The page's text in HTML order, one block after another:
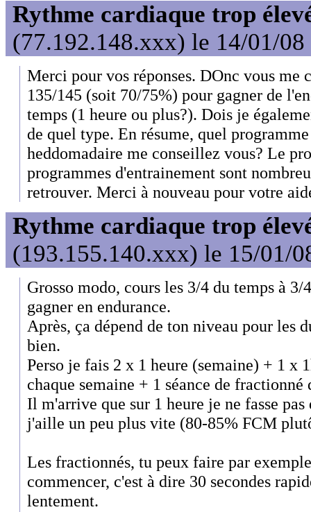
Rythme cardiaque trop
(77.192.148.xxx) le 14/01/08
Merci pour vos réponses. DOnc vous me
135/145 (soit 70/75%) pour gagner de
temps (1 heure ou plus?). Dois je
de quel type. En résume, quel
heddomadaire me conseillez vous? Le
programmes d'entrainement sont
retrouver. Merci à nouveau pour votre
Rythme cardiaque trop
(193.155.140.xxx) le 15/01/
Grosso modo, cours les 3/4 du temps à
gagner en endurance.
Après, ça dépend de ton niveau pour les
bien.
Perso je fais 2 x 1 heure (semaine) + 1 x
chaque semaine + 1 séance de fractionné
Il m'arrive que sur 1 heure je ne fasse
j'aille un peu plus vite (80-85% FCM
Les fractionnés, tu peux faire par
commencer, c'est à dire 30 secondes
lentement.